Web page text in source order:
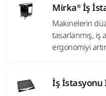
Mirka® İş
Makinelerin
tasarlanmış, iş
ergonomiyi
İş İstasyonu